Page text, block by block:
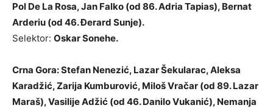
Pol De La Rosa, Jan Falko (od 86. Adria Tapias), Bernat
Arderiu (od 46. Đerard Sunje).
Selektor: Oskar Sonehe.
Crna Gora: Stefan Nenezić, Lazar Šekularac, Aleksa
Karadžić, Zarija Kumburović, Miloš Vračar (od 89. Lazar
Maraš), Vasilije Adžić (od 46. Danilo Vukanić), Nemanja